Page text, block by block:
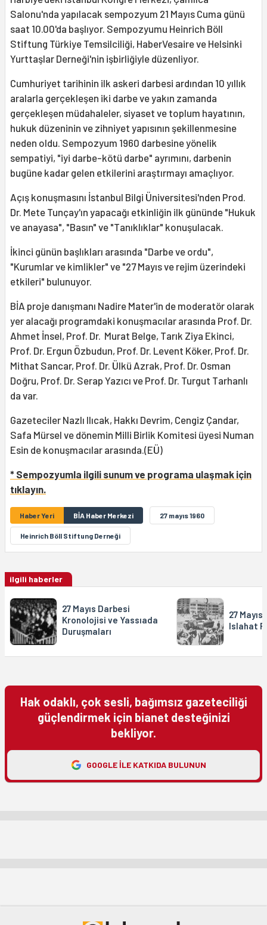
Salonu'nda yapılacak sempozyum 21 Mayıs Cuma günü
saat 10.00'da başlıyor. Sempozyumu Heinrich Böll
Stiftung Türkiye Temsilciliği, HaberVesaire ve Helsinki
Yurttaşlar Derneği'nin işbirliğiyle düzenliyor.
Cumhuriyet tarihinin ilk askeri darbesi ardından 10 yıllık
aralarla gerçekleşen iki darbe ve yakın zamanda
gerçekleşen müdahaleler, siyaset ve toplum hayatının,
hukuk düzeninin ve zihniyet yapısının şekillenmesine
neden oldu. Sempozyum 1960 darbesine yönelik
sempatiyi, "iyi darbe-kötü darbe" ayrımını, darbenin
bugüne kadar gelen etkilerini araştırmayı amaçlıyor.
Açış konuşmasını İstanbul Bilgi Üniversitesi'nden Prod.
Dr. Mete Tunçay'ın yapacağı etkinliğin ilk gününde "Hukuk
ve anayasa", "Basın" ve "Tanıklıklar" konuşulacak.
İkinci günün başlıkları arasında "Darbe ve ordu",
"Kurumlar ve kimlikler" ve "27 Mayıs ve rejim üzerindeki
etkileri" bulunuyor.
BİA proje danışmanı Nadire Mater'in de moderatör olarak
yer alacağı programdaki konuşmacılar arasında Prof. Dr.
Ahmet İnsel, Prof. Dr. Murat Belge, Tarık Ziya Ekinci,
Prof. Dr. Ergun Özbudun, Prof. Dr. Levent Köker, Prof. Dr.
Mithat Sancar, Prof. Dr. Ülkü Azrak, Prof. Dr. Osman
Doğru, Prof. Dr. Serap Yazıcı ve Prof. Dr. Turgut Tarhanlı
da var.
Gazeteciler Nazlı Ilıcak, Hakkı Devrim, Cengiz Çandar,
Safa Mürsel ve dönemin Milli Birlik Komitesi üyesi Numan
Esin de konuşmacılar arasında.(EÜ)
* Sempozyumla ilgili sunum ve programa ulaşmak için
tıklayın.
Haber Yeri BİA Haber Merkezi 27 mayıs 1960
Heinrich Böll Stiftung Derneği
ilgili haberler
27 Mayıs Darbesi
Kronolojisi ve Yassıada
Duruşmaları
27
Islahat
Hak odaklı, çok sesli, bağımsız gazeteciliği
güçlendirmek için bianet desteğinizi
bekliyor.
GOOGLE ILE KATKIDA BULUNUN